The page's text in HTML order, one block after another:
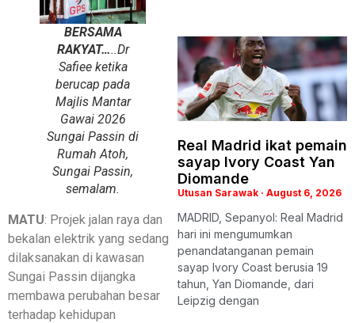
BERSAMA
RAKYAT…..Dr
Safiee ketika
berucap pada
Majlis Mantar
Gawai 2026
Sungai Passin di
Rumah Atoh,
Sungai Passin,
semalam.
MATU: Projek jalan raya dan
bekalan elektrik yang sedang
dilaksanakan di kawasan
Sungai Passin dijangka
membawa perubahan besar
terhadap kehidupan
Real Madrid ikat pemain
sayap Ivory Coast Yan
Diomande
Utusan Sarawak August 6, 2026
MADRID, Sepanyol: Real Madrid
hari ini mengumumkan
penandatanganan pemain
sayap Ivory Coast berusia 19
tahun, Yan Diomande, dari
Leipzig dengan